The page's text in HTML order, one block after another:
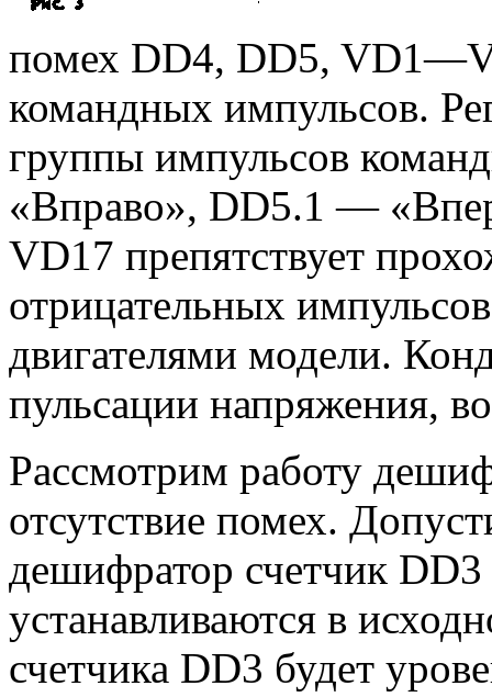
помех DD4, DD5,
командных импульсов.
группы импульсов
«Вправо», DD5.1 —
VD17 препятствует
отрицательных
двигателями модели.
пульсации напряжения,
Рассмотрим работу
отсутствие помех.
дешифратор счетчик
устанавливаются в
счетчика DD3 будет